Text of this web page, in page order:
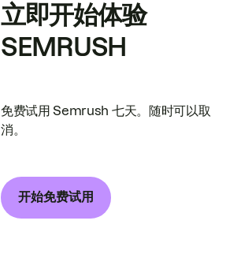
立即开始体验
SEMRUSH
免费试用 Semrush 七天。随时可以取
消。
开始免费试用